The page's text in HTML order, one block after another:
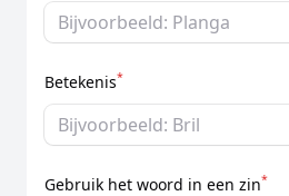
Betekenis*
Gebruik het woord in een zin*